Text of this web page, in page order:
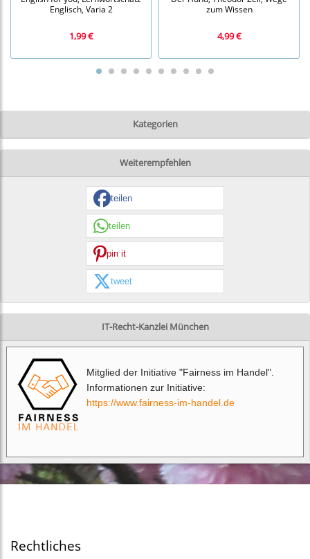
Kategorien
Englisch, Varia 2
1,99 €
zum Wissen
4,99 €
Weiterempfehlen
teilen
teilen
pin it
tweet
IT-Recht-Kanzlei München
Mitglied der Initiative "Fairness im Handel".
Informationen zur Initiative:
https://www.fairness-im-handel.de
Rechtliches